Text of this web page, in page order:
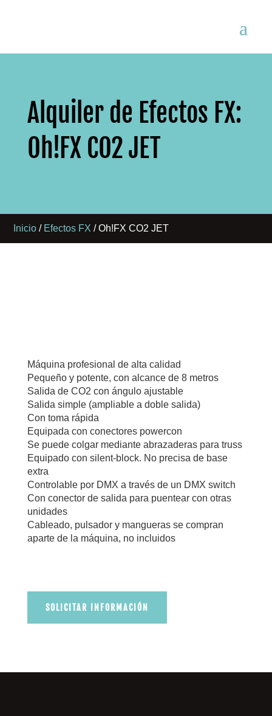
Alquiler de Efectos FX:
Oh!FX CO2 JET
Inicio / Efectos FX / Oh!FX CO2 JET
Máquina profesional de alta calidad
Pequeño y potente, con alcance de 8 metros
Salida de CO2 con ángulo ajustable
Salida simple (ampliable a doble salida)
Con toma rápida
Equipada con conectores powercon
Se puede colgar mediante abrazaderas para truss
Equipado con silent-block. No precisa de base
extra
Controlable por DMX a través de un DMX switch
Con conector de salida para puentear con otras
unidades
Cableado, pulsador y mangueras se compran
aparte de la máquina, no incluidos
SOLICITAR INFORMACIÓN